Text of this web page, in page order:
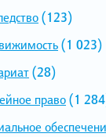
(123)
(1 023)
(28)
право(1